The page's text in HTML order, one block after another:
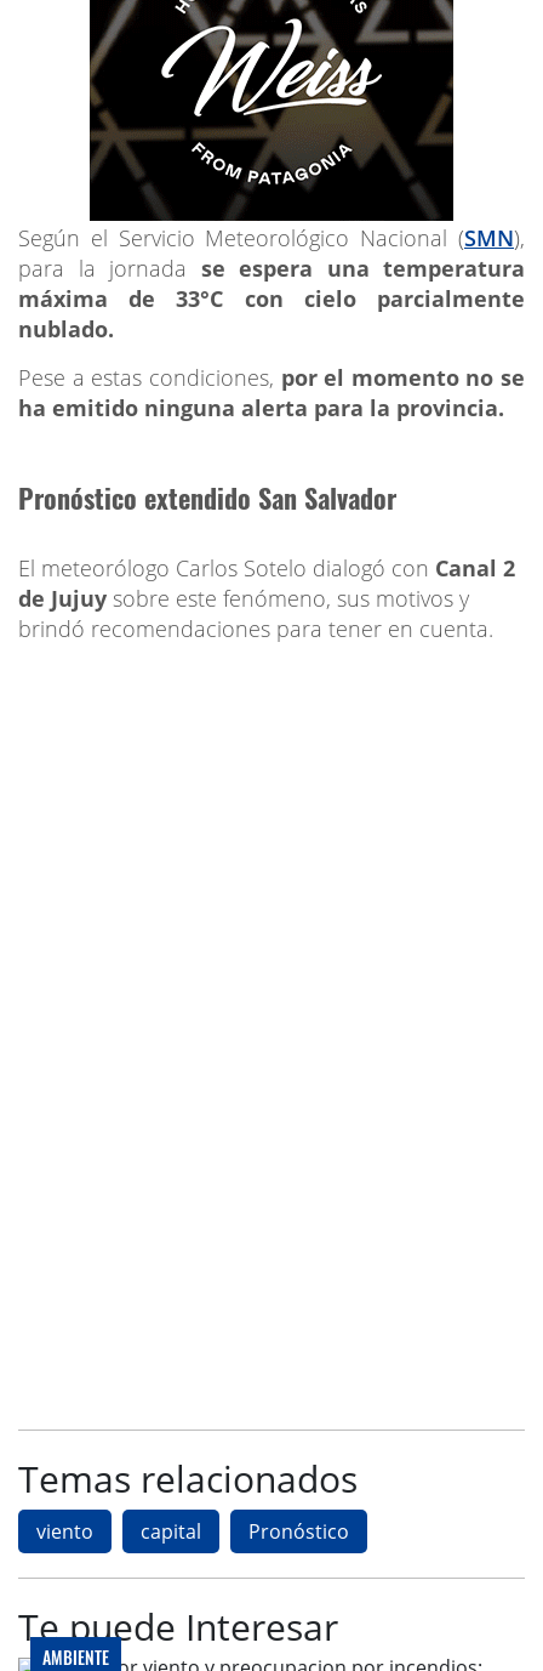
Según el Servicio Meteorológico Nacional (SMN),
para la jornada se espera una temperatura
máxima de 33°C con cielo parcialmente
nublado.
Pese a estas condiciones, por el momento no se
ha emitido ninguna alerta para la provincia.
Pronóstico extendido San Salvador
El meteorólogo Carlos Sotelo dialogó con Canal 2
de Jujuy sobre este fenómeno, sus motivos y
brindó recomendaciones para tener en cuenta.
Temas relacionados
viento capital Pronóstico
Te puede Interesar
AMBIENTE